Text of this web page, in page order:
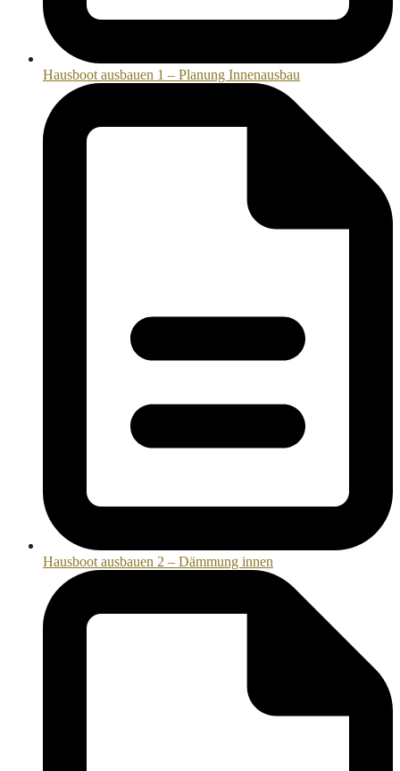
Hausboot ausbauen 1 – Planung Innenausbau
Hausboot ausbauen 2 – Dämmung innen